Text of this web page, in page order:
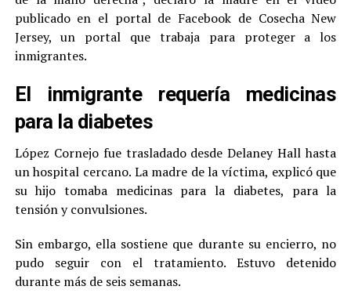
publicado en el portal de Facebook de Cosecha New
Jersey, un portal que trabaja para proteger a los
inmigrantes.
El inmigrante requería medicinas
para la diabetes
López Cornejo fue trasladado desde Delaney Hall hasta
un hospital cercano. La madre de la víctima, explicó que
su hijo tomaba medicinas para la diabetes, para la
tensión y convulsiones.
Sin embargo, ella sostiene que durante su encierro, no
pudo seguir con el tratamiento. Estuvo detenido
durante más de seis semanas.